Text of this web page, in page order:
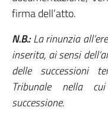
firma dell’atto.
N.B.: La rinunzia
inserita, ai sensi
delle successioni
Tribunale nella
successione.